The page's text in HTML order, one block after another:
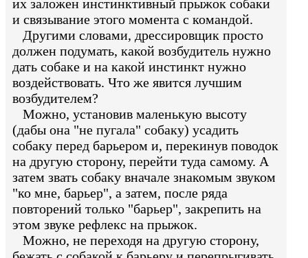
их заложен инстинктивный прыжок собаки
и связывание этого момента с командой.
Другими словами, дрессировщик просто
должен подумать, какой возбудитель нужно
дать собаке и на какой инстинкт нужно
воздействовать. Что же явится лучшим
возбудителем?
Можно, установив маленькую высоту
(дабы она "не пугала" собаку) усадить
собаку перед барьером и, перекинув поводок
на другую сторону, перейти туда самому. А
затем звать собаку вначале знакомым звуком
"ко мне, барьер", а затем, после ряда
повторений только "барьер", закрепить на
этом звуке рефлекс на прыжок.
Можно, не переходя на другую сторону,